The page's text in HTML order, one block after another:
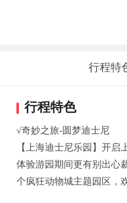
行程特
行程特色
√奇妙之旅-圆梦迪士尼
【上海迪士尼乐园】开
体验游园期间更有别出心
个疯狂动物城主题园区，